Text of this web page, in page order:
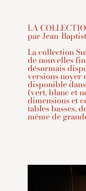
LA
par Jean-
La collection
de nouvelles
désormais
versions noyer
disponible
(vert, blanc et
dimensions et
tables basses,
même de